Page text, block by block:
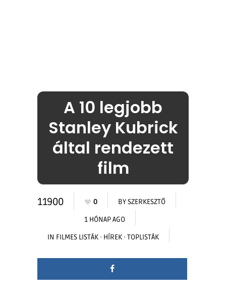
A 10 legjobb
Stanley Kubrick
által rendezett
film
11900 0 BYSZERKESZTŐ
1 HÓNAP AGO
IN FILMES LISTÁK · HÍREK · TOPLISTÁK